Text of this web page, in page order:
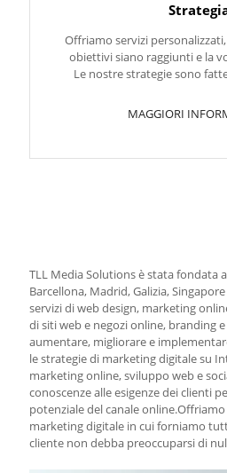
Offriamo servizi
obiettivi siano raggiunti e la
Le nostre strategie sono
MAGGIORI
TLL Media Solutions è stata fondata
Barcellona, Madrid, Galizia,
servizi di web design, marketing
di siti web e negozi online, branding
aumentare, migliorare e
le strategie di marketing digitale su
marketing online, sviluppo web e
conoscenze alle esigenze dei clienti
potenziale del canale
marketing digitale in cui forniamo
cliente non debba preoccuparsi di